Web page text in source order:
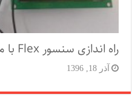
راه اندازی سنسور Flex با میکروکنترلر AVR
آذر 18, 1396